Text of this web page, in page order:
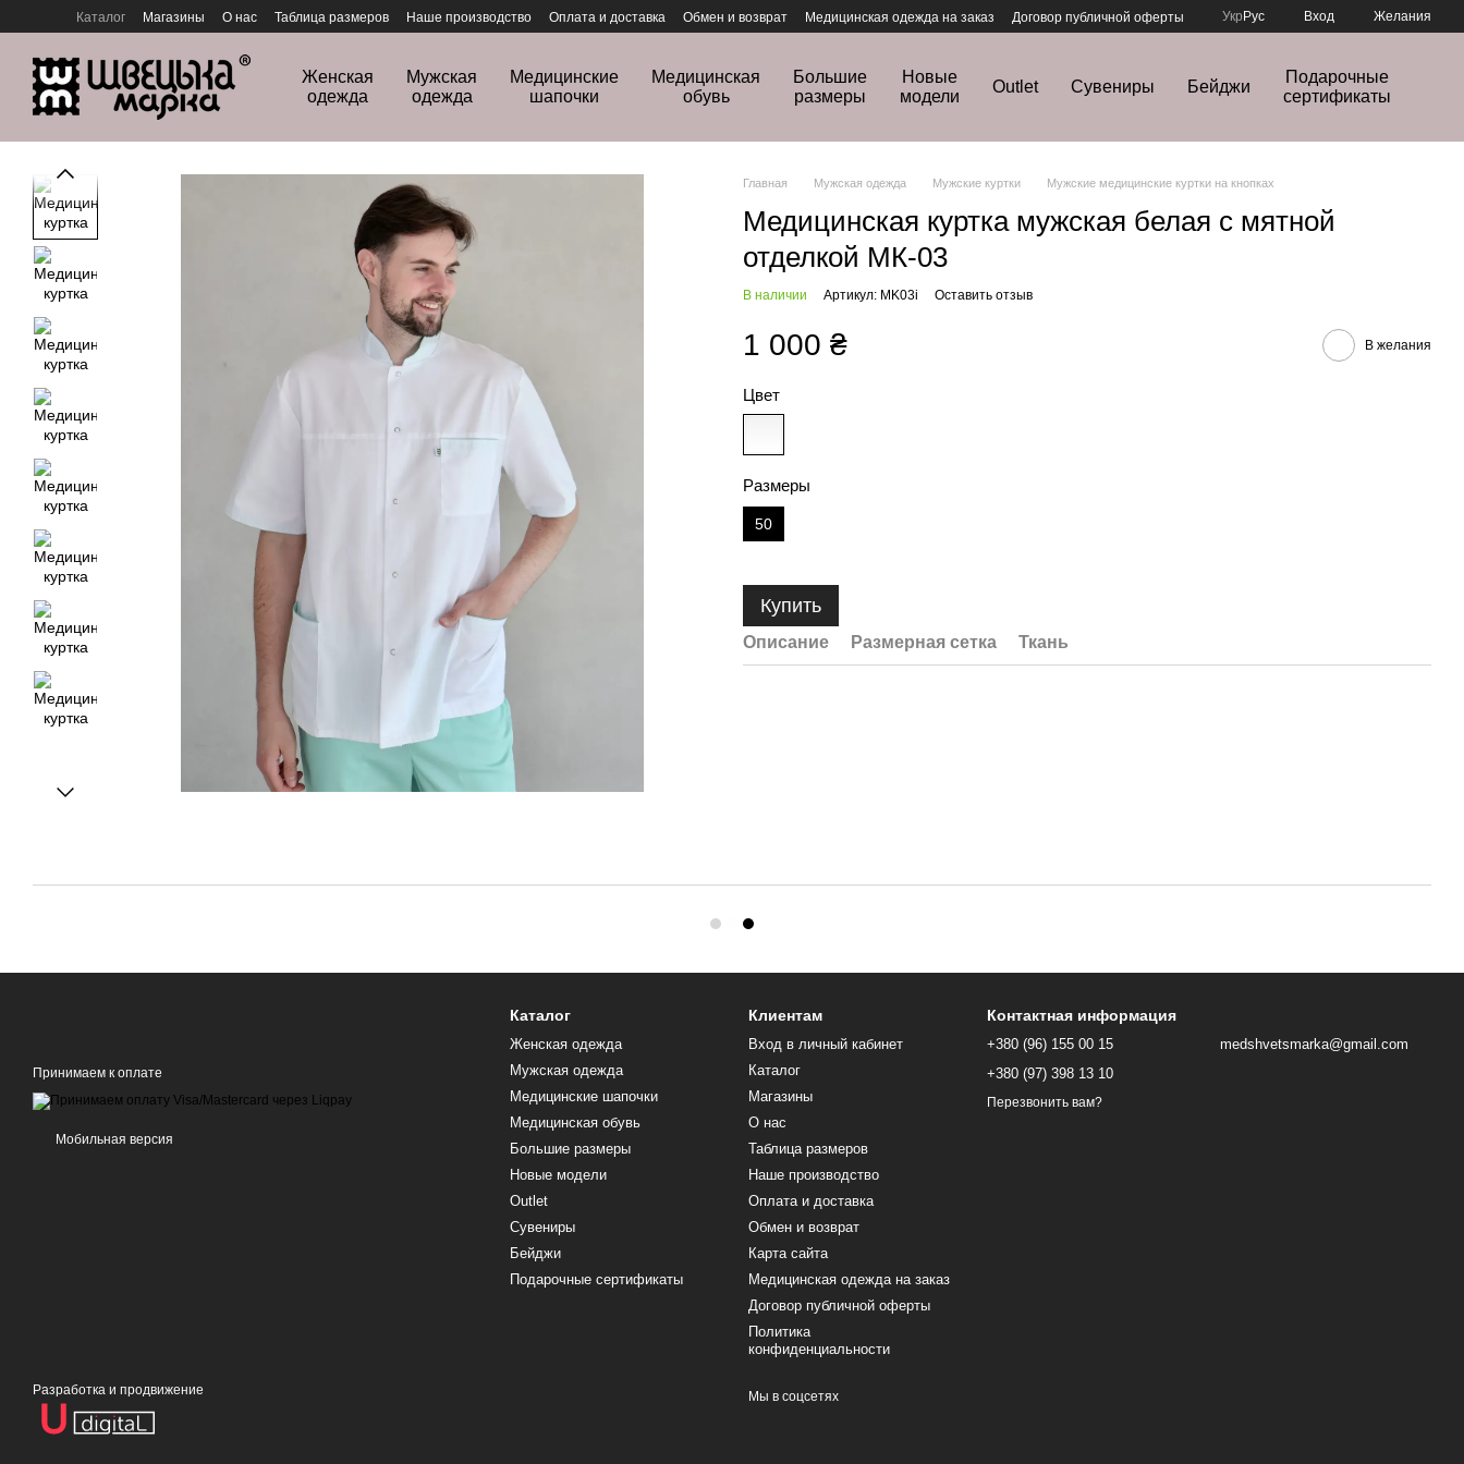
Перейти к основному контенту
Каталог Магазины О нас Таблица размеров Наше производство Оплата и доставка Обмен и возврат Медицинская одежда на заказ
Договор публичной оферты
Укр Рус Вход Желания
Женская
одежда
Мужская
одежда
Медицинские
шапочки
Медицинская
обувь
Большие
размеры
Новые
модели
Outlet Сувениры Бейджи
Подарочные
сертификаты
Главная Мужская одежда Мужские куртки Мужские медицинские куртки на кнопках
Медицинская куртка мужская белая с мятной
отделкой МК-03
В наличии Артикул: MK03i Оставить отзыв
1 000 ₴ В желания
Цвет
Размеры
50
Купить
Описание Размерная сетка Ткань
Принимаем к оплате
Мобильная версия
Разработка и продвижение
Каталог
Женская одежда
Мужская одежда
Медицинские шапочки
Медицинская обувь
Большие размеры
Новые модели
Outlet
Сувениры
Бейджи
Подарочные сертификаты
Клиентам
Вход в личный кабинет
Каталог
Магазины
О нас
Таблица размеров
Наше производство
Оплата и доставка
Обмен и возврат
Карта сайта
Медицинская одежда на заказ
Договор публичной оферты
Политика
конфиденциальности
Мы в соцсетях
Контактная информация
+380 (96) 155 00 15
+380 (97) 398 13 10
Перезвонить вам?
medshvetsmarka@gmail.com